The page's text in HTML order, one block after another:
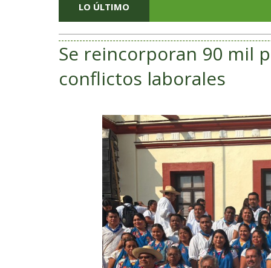
LO ÚLTIMO
Se reincorporan 90 mil
conflictos laborales